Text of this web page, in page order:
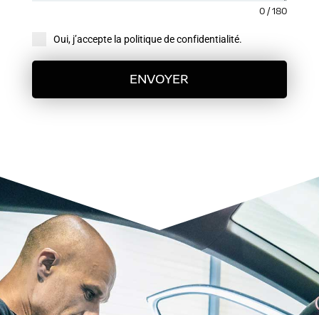
0 / 180
Oui, j’accepte la politique de confidentialité.
ENVOYER